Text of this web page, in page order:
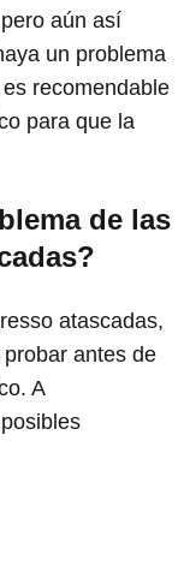
aún así
un problema
recomendable
para que la
de las
atascadas,
antes de
A